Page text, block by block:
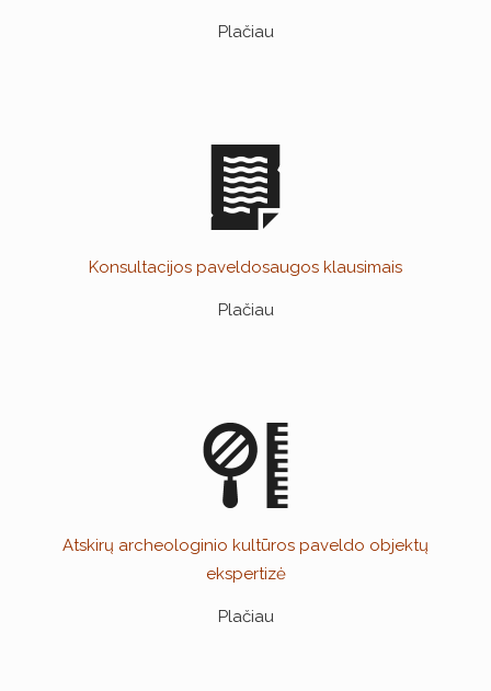
Plačiau
Konsultacijos paveldosaugos klausimais
Plačiau
Atskirų archeologinio kultūros paveldo objektų
ekspertizė
Plačiau